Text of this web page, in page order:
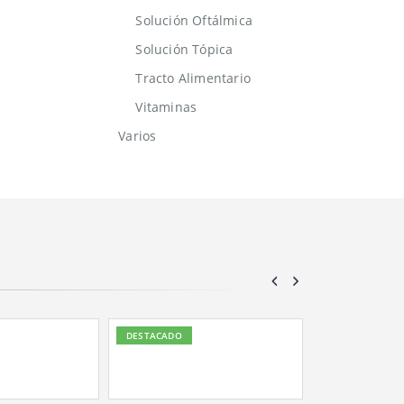
Solución Oftálmica
Solución Tópica
Tracto Alimentario
Vitaminas
Varios
DESTACADO